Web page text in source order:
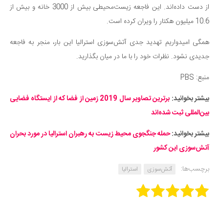
از دست داده‌اند. این فاجعه زیست‌محیطی بیش از 3000 خانه و بیش از
10.6 میلیون هکتار را ویران کرده است.
همگی امیدواریم تهدید جدی آتش‌سوزی استرالیا این بار، منجر به فاجعه
جدیدی نشود. نظرات خود را با ما در میان بگذارید.
منبع: PBS
بیشتر بخوانید:
برترین تصاویر سال 2019 زمین از فضا که از ایستگاه فضایی
بین‌المللی ثبت شده‌اند
بیشتر بخوانید:حمله جنگجوی محیط زیست به رهبران استرالیا در مورد بحران
آتش‌سوزی این کشور
برچسب‌ها:
آتش‌سوزی استرالیا
Rate this item: